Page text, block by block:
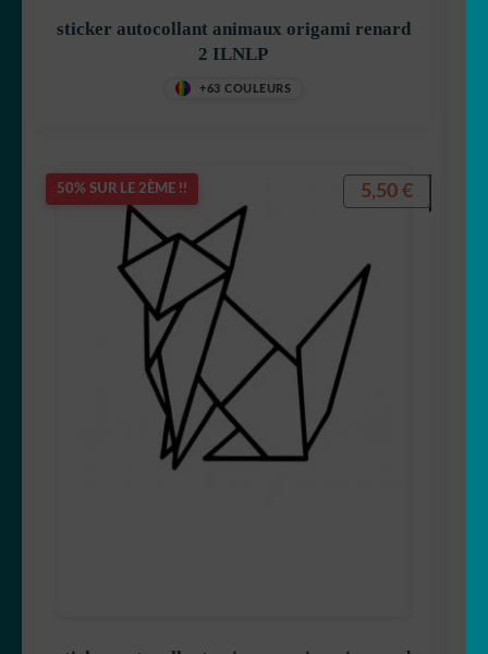
sticker autocollant animaux origami renard
2 ILNLP
+63 COULEURS
50% SUR LE 2ÈME !! 5,50 €